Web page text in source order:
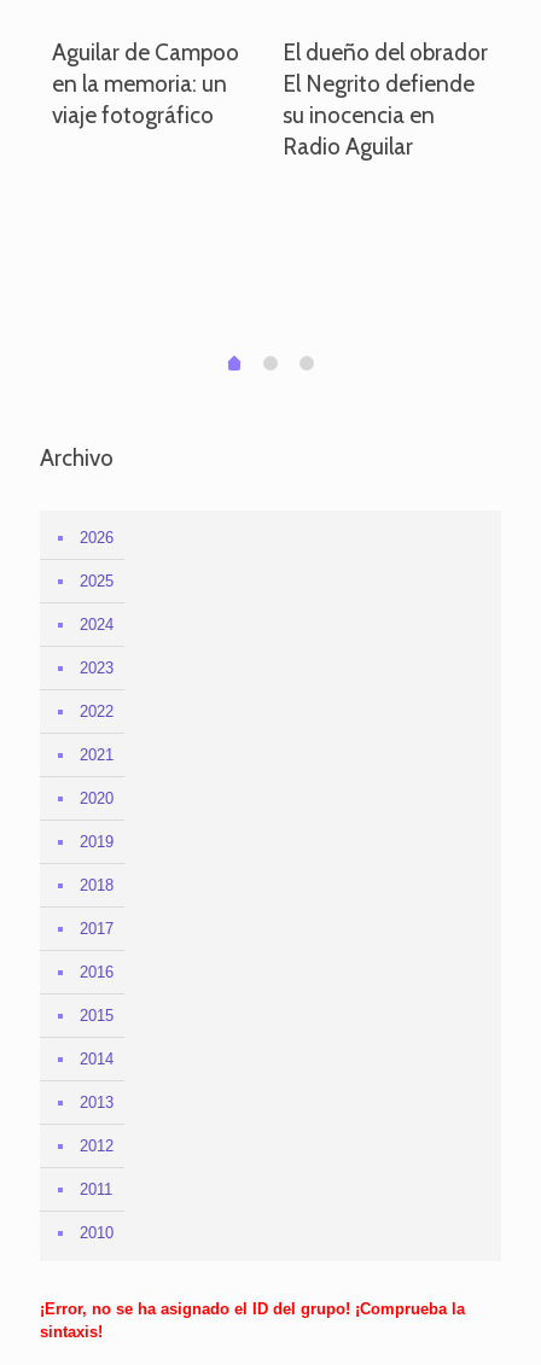
Aguilar de Campoo
en la memoria: un
viaje fotográfico
El dueño del obrador
El Negrito defiende
su inocencia en
Radio Aguilar
0 1 2
Archivo
2026
2025
2024
2023
2022
2021
2020
2019
2018
2017
2016
2015
2014
2013
2012
2011
2010
¡Error, no se ha asignado el ID del grupo! ¡Comprueba la
sintaxis!